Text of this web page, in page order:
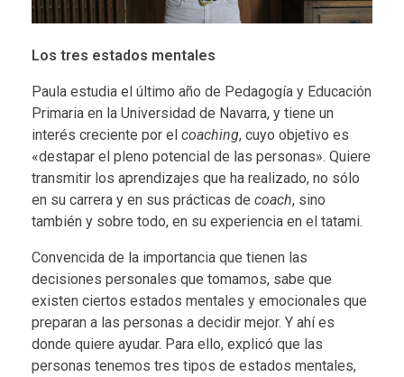
Los tres estados mentales
Paula estudia el último año de Pedagogía y Educación
Primaria en la Universidad de Navarra, y tiene un
interés creciente por el coaching, cuyo objetivo es
«destapar el pleno potencial de las personas». Quiere
transmitir los aprendizajes que ha realizado, no sólo
en su carrera y en sus prácticas de coach, sino
también y sobre todo, en su experiencia en el tatami.
Convencida de la importancia que tienen las
decisiones personales que tomamos, sabe que
existen ciertos estados mentales y emocionales que
preparan a las personas a decidir mejor. Y ahí es
donde quiere ayudar. Para ello, explicó que las
personas tenemos tres tipos de estados mentales,